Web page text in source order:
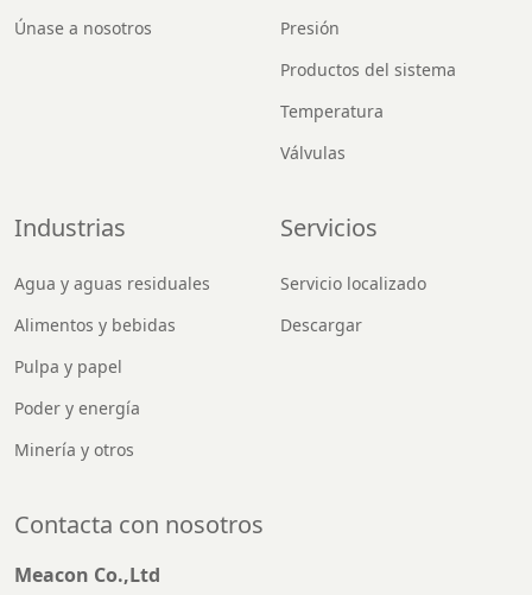
Únase a nosotros
Presión
Productos del sistema
Temperatura
Válvulas
Industrias
Agua y aguas residuales
Alimentos y bebidas
Pulpa y papel
Poder y energía
Minería y otros
Servicios
Servicio localizado
Descargar
Contacta con nosotros
Meacon Co.,Ltd